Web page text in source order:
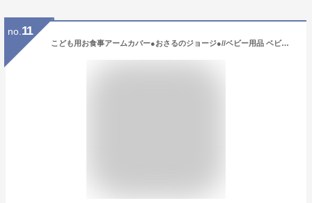
no. 11
こども用お食事アームカバー●おさるのジョージ●//ベビー用品 ベビーグッズ キッズ 子供 子ども 食事 ごはん おえかき お絵かき 手洗い 袖口 汚れ防止 キャラクター キッズ Curious George キュリアスジョージ// スケーター